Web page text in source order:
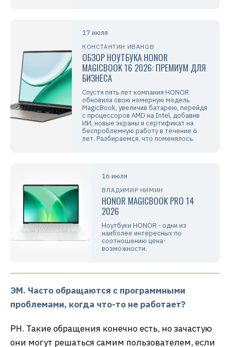
17 июля
КОНСТАНТИН ИВАНОВ
ОБЗОР НОУТБУКА HONOR
MAGICBOOK 16 2026: ПРЕМИУМ ДЛЯ
БИЗНЕСА
Спустя пять лет компания HONOR
обновила свою номерную модель
MagicBook, увеличив батарею, перейдя
с процессоров AMD на Intel, добавив
ИИ, новые экраны и сертификат на
беспроблемную работу в течение 6
лет. Разбираемся, что поменялось.
16 июля
ВЛАДИМИР НИМИН
HONOR MAGICBOOK PRO 14
2026
Ноутбуки HONOR - одни из
наиболее интересных по
соотношению цена-
возможности.
ЭМ. Часто обращаются с программными
проблемами, когда что-то не работает?
РН. Такие обращения конечно есть, но зачастую
они могут решаться самим пользователем, если